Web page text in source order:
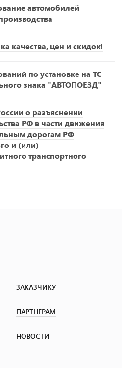
автомобилей
качества, цен и скидок!
по установке на ТС
знака "АВТОПОЕЗД"
о разъяснении
РФ в части движения
дорогам РФ
и (или)
транспортного
ЗАКАЗЧИКУ
ПАРТНЕРАМ
НОВОСТИ